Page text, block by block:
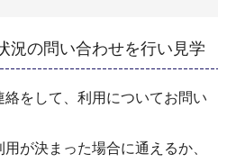
の問い合わせを行い見学
をして、利用についてお問い
が決まった場合に通えるか、